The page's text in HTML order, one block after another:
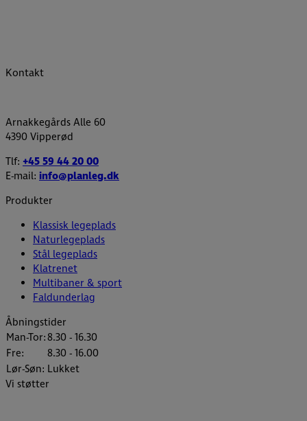
Kontakt
Arnakkegårds Alle 60
4390 Vipperød
Tlf: +45 59 44 20 00
E-mail: info@planleg.dk
Produkter
Klassisk legeplads
Naturlegeplads
Stål legeplads
Klatrenet
Multibaner & sport
Faldunderlag
Åbningstider
Man-Tor:8.30 - 16.30
Fre:
8.30 - 16.00
Lør-Søn: Lukket
Vi støtter